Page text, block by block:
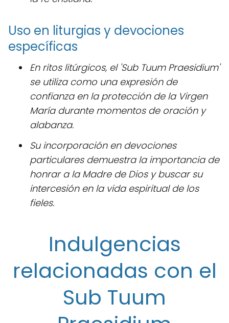
Uso en liturgias y devociones
específicas
En ritos litúrgicos, el 'Sub Tuum Praesidium'
se utiliza como una expresión de
confianza en la protección de la Virgen
María durante momentos de oración y
alabanza.
Su incorporación en devociones
particulares demuestra la importancia de
honrar a la Madre de Dios y buscar su
intercesión en la vida espiritual de los
fieles.
Indulgencias
relacionadas con el
Sub Tuum